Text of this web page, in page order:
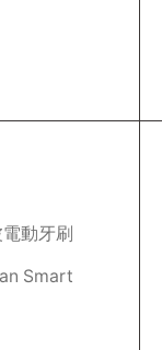
動牙刷
Smart